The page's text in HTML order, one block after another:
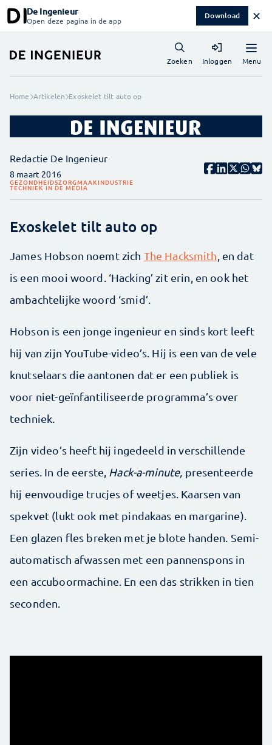
De Ingenieur
Open deze pagina in de app Download ✕
Menu
Zoeken Inloggen
Home Artikelen Exoskelet tilt auto op
Redactie De Ingenieur
8 maart 2016
GEZONDHEIDSZORGMAAKINDUSTRIE
TECHNIEK IN DE MEDIA
Exoskelet tilt auto op
James Hobson noemt zich The Hacksmith , en dat
is een mooi woord. ‘Hacking’ zit erin, en ook het
ambachtelijke woord ‘smid’.
Hobson is een jonge ingenieur en sinds kort leeft
hij van zijn YouTube-video’s. Hij is een van de vele
knutselaars die aantonen dat er een publiek is
voor niet-geïnfantiliseerde programma’s over
techniek.
Zijn video’s heeft hij ingedeeld in verschillende
series. In de eerste, Hack-a-minute, presenteerde
hij eenvoudige trucjes of weetjes. Kaarsen van
spekvet (lukt ook met pindakaas en margarine).
Een glazen fles breken met je blote handen. Semi-
automatisch afwassen met een pannenspons in
een accuboormachine. En een das strikken in tien
seconden.